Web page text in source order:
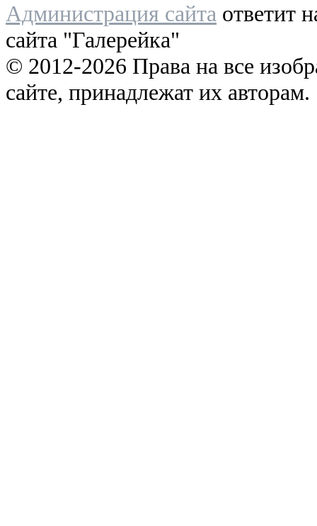
Администрация сайта ответит
сайта "Галерейка"
© 2012-2026 Права на все
сайте, принадлежат их авторам.